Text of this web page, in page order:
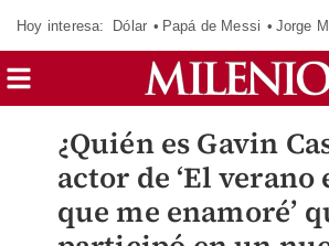
Hoy interesa: Dólar Papá de Messi Jorge
¿Quién es Gavin
actor de ‘El verano
que me enamoré’